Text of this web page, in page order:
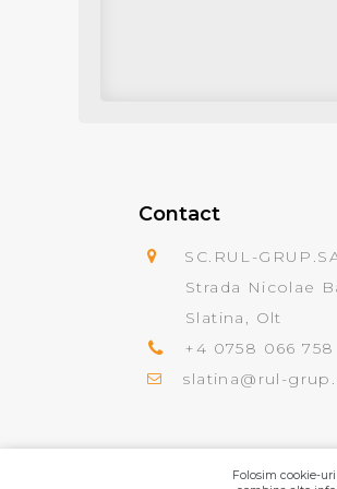
Contact
SC.RUL-
Strada Nicolae
Slatina, Olt
+4 0758 066 758
slatina@rul-
Folosim cookie-